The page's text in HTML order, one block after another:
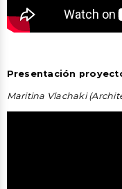
Presentación
Maritina Vlachaki